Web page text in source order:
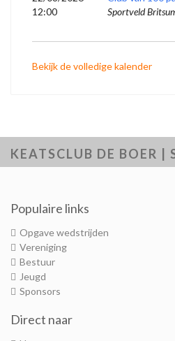
12:00
Sportveld
Bekijk de volledige kalender
KEATSCLUB DE BOER |
Populaire links
Opgave wedstrijden
Vereniging
Bestuur
Jeugd
Sponsors
Direct naar